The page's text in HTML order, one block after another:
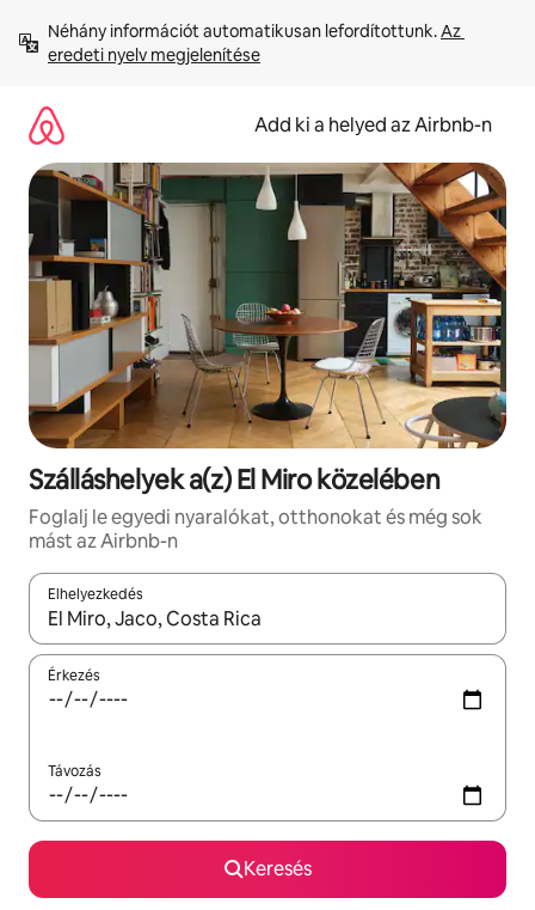
tartalomra
Néhány információt automatikusan lefordítottunk. Az
eredeti nyelv megjelenítése
Add ki a helyed az Airbnb-n
Szálláshelyek a(z) El Miro közelében
Foglalj le egyedi nyaralókat, otthonokat és még sok
mást az Airbnb-n
Elhelyezkedés
Az eredmények között a felfelé és a lefelé nyíllal
Érkezés
Távozás
Keresés